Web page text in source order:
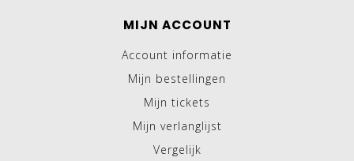
MIJN ACCOUNT
Account informatie
Mijn bestellingen
Mijn tickets
Mijn verlanglijst
Vergelijk